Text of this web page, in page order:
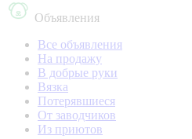
Объявления
Все объявления
На продажу
В добрые руки
Вязка
Потерявшиеся
От заводчиков
Из приютов